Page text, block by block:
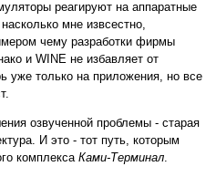
реагируют на аппаратные
мне извсестно,
чему разработки фирмы
и WINE не избавляет от
уже только на приложения, но все
озвученной проблемы - старая
И это - тот путь, которым
комплекса Ками-Терминал.